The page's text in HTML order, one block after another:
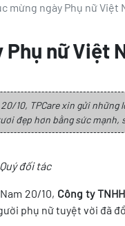
mừng ngày Phụ nữ Việt
Phụ nữ Việt
10, TPCare xin gửi
đẹp hơn bằng sức mạnh,
đối tác
20/10, Công ty
phụ nữ tuyệt vời đã